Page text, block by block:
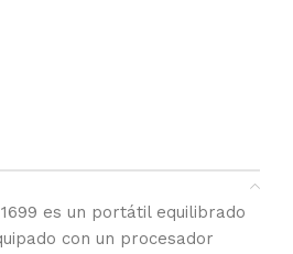
es un portátil equilibrado
con un procesador